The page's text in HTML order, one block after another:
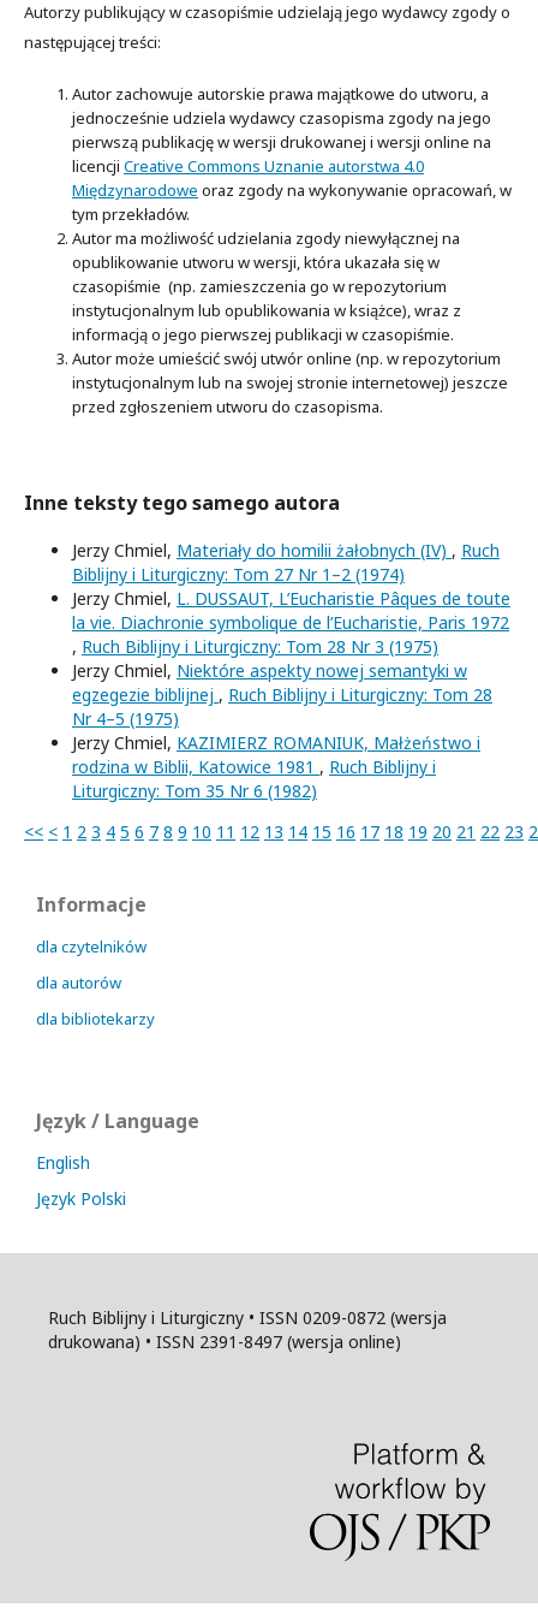
Autorzy publikujący w czasopiśmie udzielają jego wydawcy zgody o
następującej treści:
Autor zachowuje autorskie prawa majątkowe do utworu, a
jednocześnie udziela wydawcy czasopisma zgody na jego
pierwszą publikację w wersji drukowanej i wersji online na
licencji Creative Commons Uznanie autorstwa 4.0
Międzynarodowe oraz zgody na wykonywanie opracowań, w
tym przekładów.
Autor ma możliwość udzielania zgody niewyłącznej na
opublikowanie utworu w wersji, która ukazała się w
czasopiśmie (np. zamieszczenia go w repozytorium
instytucjonalnym lub opublikowania w książce), wraz z
informacją o jego pierwszej publikacji w czasopiśmie.
Autor może umieścić swój utwór online (np. w repozytorium
instytucjonalnym lub na swojej stronie internetowej) jeszcze
przed zgłoszeniem utworu do czasopisma.
Inne teksty tego samego autora
Jerzy Chmiel, Materiały do homilii żałobnych (IV) , Ruch
Biblijny i Liturgiczny: Tom 27 Nr 1–2 (1974)
Jerzy Chmiel, L. DUSSAUT, L’Eucharistie Pâques de toute
la vie. Diachronie symbolique de l’Eucharistie, Paris 1972
, Ruch Biblijny i Liturgiczny: Tom 28 Nr 3 (1975)
Jerzy Chmiel, Niektóre aspekty nowej semantyki w
egzegezie biblijnej , Ruch Biblijny i Liturgiczny: Tom 28
Nr 4–5 (1975)
Jerzy Chmiel, KAZIMIERZ ROMANIUK, Małżeństwo i
rodzina w Biblii, Katowice 1981 , Ruch Biblijny i
Liturgiczny: Tom 35 Nr 6 (1982)
<< < 1 2 3 4 5 6 7 8 9 10 11 12 13 14 15 16 17 18 19 20 21 22 23
Informacje
dla czytelników
dla autorów
dla bibliotekarzy
Język / Language
English
Język Polski
Ruch Biblijny i Liturgiczny • ISSN 0209-0872 (wersja
drukowana) • ISSN 2391-8497 (wersja online)